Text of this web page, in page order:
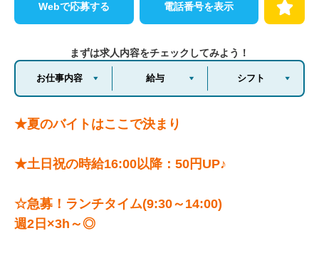
Webで応募する 電話番号を表示
まずは求人内容をチェックしてみよう！
お仕事内容 給与 シフト
★夏のバイトはここで決まり
★土日祝の時給16:00以降：50円UP♪
☆急募！ランチタイム(9:30～14:00)
週2日×3h～◎